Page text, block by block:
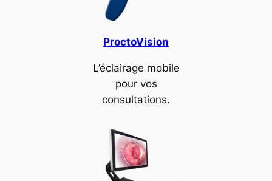
ProctoVision
L’éclairage mobile
pour vos
consultations.